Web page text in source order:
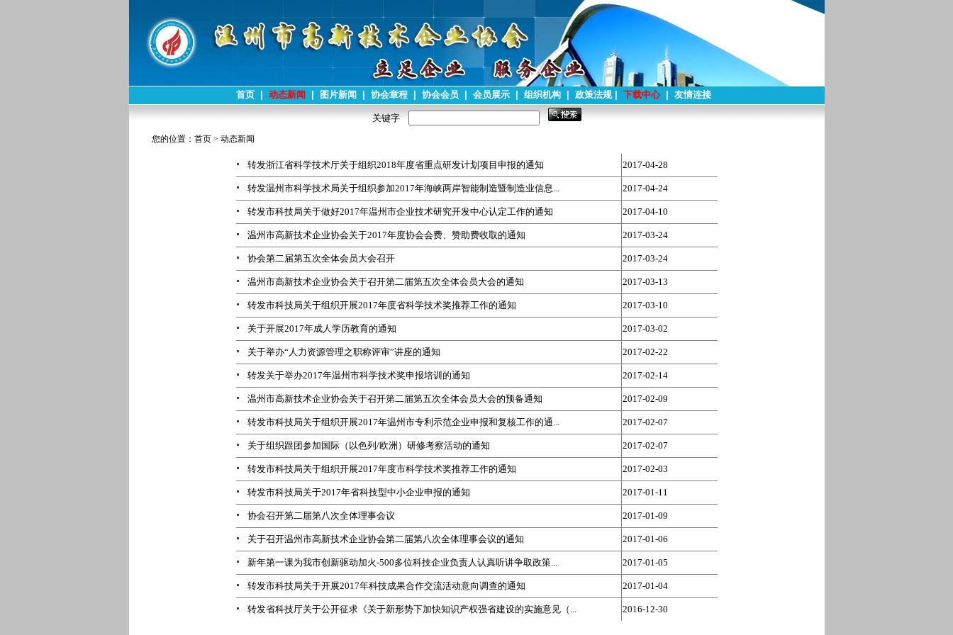
首页 动态新闻 图片新闻 协会章程 协会会员 会员展示 组织机构 政策法规 下载中心 友情连接
关键字
您的位置： 首页> 动态新闻
转发浙江省科学技术厅关于组织2018年度省重点研发计划项目申报的通知 2017-04-28
转发温州市科学技术局关于组织参加2017年海峡两岸智能制造暨制造业信息... 2017-04-24
转发市科技局关于做好2017年温州市企业技术研究开发中心认定工作的通知 2017-04-10
温州市高新技术企业协会关于2017年度协会会费、赞助费收取的通知 2017-03-24
协会第二届第五次全体会员大会召开 2017-03-24
温州市高新技术企业协会关于召开第二届第五次全体会员大会的通知 2017-03-13
转发市科技局关于组织开展2017年度省科学技术奖推荐工作的通知 2017-03-10
关于开展2017年成人学历教育的通知 2017-03-02
关于举办“人力资源管理之职称评审”讲座的通知 2017-02-22
转发关于举办2017年温州市科学技术奖申报培训的通知 2017-02-14
温州市高新技术企业协会关于召开第二届第五次全体会员大会的预备通知 2017-02-09
转发市科技局关于组织开展2017年温州市专利示范企业申报和复核工作的通... 2017-02-07
关于组织跟团参加国际（以色列/欧洲）研修考察活动的通知 2017-02-07
转发市科技局关于组织开展2017年度市科学技术奖推荐工作的通知 2017-02-03
转发市科技局关于2017年省科技型中小企业申报的通知 2017-01-11
协会召开第二届第八次全体理事会议 2017-01-09
关于召开温州市高新技术企业协会第二届第八次全体理事会议的通知 2017-01-06
新年第一课为我市创新驱动加火-500多位科技企业负责人认真听讲争取政策... 2017-01-05
转发市科技局关于开展2017年科技成果合作交流活动意向调查的通知 2017-01-04
转发省科技厅关于公开征求《关于新形势下加快知识产权强省建设的实施意见（... 2016-12-30